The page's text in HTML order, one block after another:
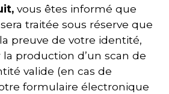
vous êtes informé que
traitée sous réserve que
preuve de votre identité,
production d’un scan de
valide (en cas de
formulaire électronique